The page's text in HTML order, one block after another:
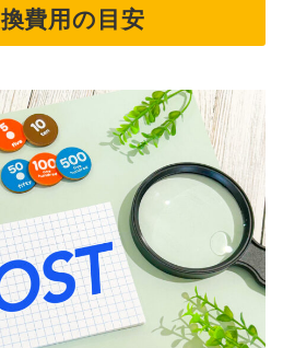
費用の目安